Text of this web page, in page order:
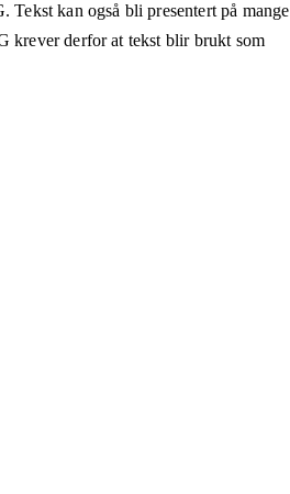
kan også bli presentert på mange
krever derfor at tekst blir brukt som